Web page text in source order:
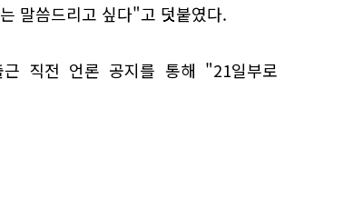
말씀드리고 싶다"고 덧붙였다.
직전 언론 공지를 통해 "21일부로